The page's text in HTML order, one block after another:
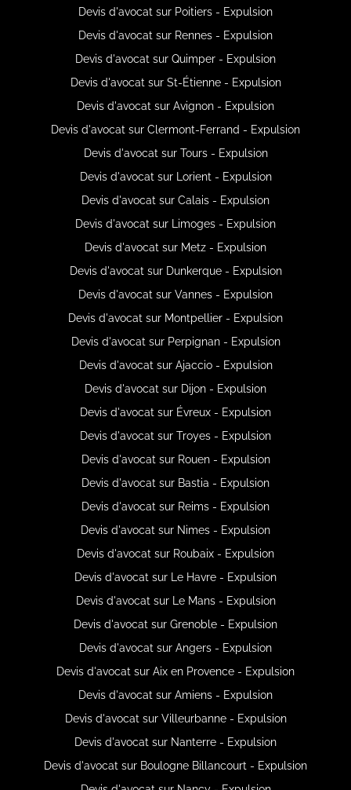
Devis d'avocat sur Poitiers - Expulsion
Devis d'avocat sur Rennes - Expulsion
Devis d'avocat sur Quimper - Expulsion
Devis d'avocat sur St-Étienne - Expulsion
Devis d'avocat sur Avignon - Expulsion
Devis d'avocat sur Clermont-Ferrand - Expulsion
Devis d'avocat sur Tours - Expulsion
Devis d'avocat sur Lorient - Expulsion
Devis d'avocat sur Calais - Expulsion
Devis d'avocat sur Limoges - Expulsion
Devis d'avocat sur Metz - Expulsion
Devis d'avocat sur Dunkerque - Expulsion
Devis d'avocat sur Vannes - Expulsion
Devis d'avocat sur Montpellier - Expulsion
Devis d'avocat sur Perpignan - Expulsion
Devis d'avocat sur Ajaccio - Expulsion
Devis d'avocat sur Dijon - Expulsion
Devis d'avocat sur Évreux - Expulsion
Devis d'avocat sur Troyes - Expulsion
Devis d'avocat sur Rouen - Expulsion
Devis d'avocat sur Bastia - Expulsion
Devis d'avocat sur Reims - Expulsion
Devis d'avocat sur Nimes - Expulsion
Devis d'avocat sur Roubaix - Expulsion
Devis d'avocat sur Le Havre - Expulsion
Devis d'avocat sur Le Mans - Expulsion
Devis d'avocat sur Grenoble - Expulsion
Devis d'avocat sur Angers - Expulsion
Devis d'avocat sur Aix en Provence - Expulsion
Devis d'avocat sur Amiens - Expulsion
Devis d'avocat sur Villeurbanne - Expulsion
Devis d'avocat sur Nanterre - Expulsion
Devis d'avocat sur Boulogne Billancourt - Expulsion